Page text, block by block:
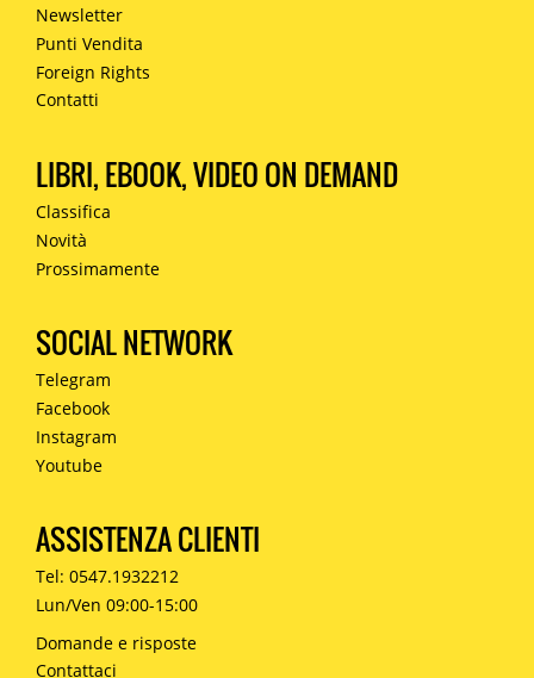
Newsletter
Punti Vendita
Foreign Rights
Contatti
LIBRI, EBOOK, VIDEO ON DEMAND
Classifica
Novità
Prossimamente
SOCIAL NETWORK
Telegram
Facebook
Instagram
Youtube
ASSISTENZA CLIENTI
Tel: 0547.1932212
Lun/Ven 09:00-15:00
Domande e risposte
Contattaci